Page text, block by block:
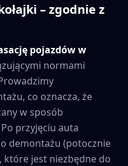
– zgodnie z
pojazdów w
normami
co oznacza, że
w sposób
przyjęciu auta
demontażu (potocznie
które jest niezbędne do